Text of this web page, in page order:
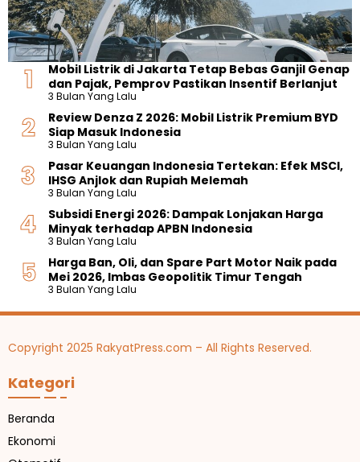
Mobil Listrik di Jakarta Tetap Bebas Ganjil Genap
dan Pajak, Pemprov Pastikan Insentif Berlanjut
3 Bulan Yang Lalu
Review Denza Z 2026: Mobil Listrik Premium BYD
Siap Masuk Indonesia
3 Bulan Yang Lalu
Pasar Keuangan Indonesia Tertekan: Efek MSCI,
IHSG Anjlok dan Rupiah Melemah
3 Bulan Yang Lalu
Subsidi Energi 2026: Dampak Lonjakan Harga
Minyak terhadap APBN Indonesia
3 Bulan Yang Lalu
Harga Ban, Oli, dan Spare Part Motor Naik pada
Mei 2026, Imbas Geopolitik Timur Tengah
3 Bulan Yang Lalu
Copyright 2025 RakyatPress.com – All Rights Reserved.
Kategori
Beranda
Ekonomi